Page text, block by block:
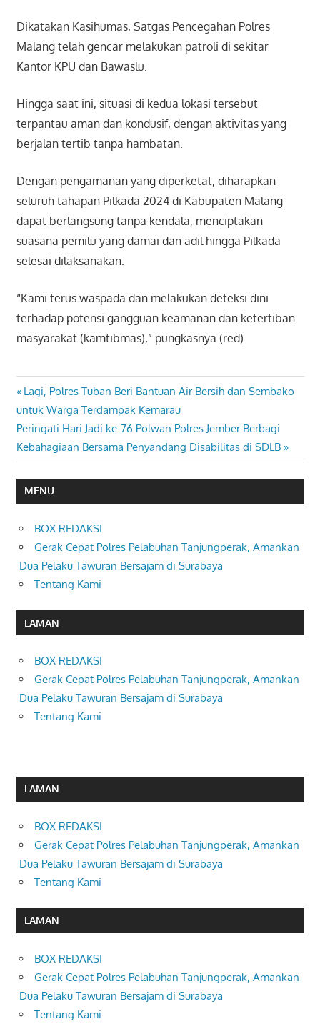
Dikatakan Kasihumas, Satgas Pencegahan Polres
Malang telah gencar melakukan patroli di sekitar
Kantor KPU dan Bawaslu.
Hingga saat ini, situasi di kedua lokasi tersebut
terpantau aman dan kondusif, dengan aktivitas yang
berjalan tertib tanpa hambatan.
Dengan pengamanan yang diperketat, diharapkan
seluruh tahapan Pilkada 2024 di Kabupaten Malang
dapat berlangsung tanpa kendala, menciptakan
suasana pemilu yang damai dan adil hingga Pilkada
selesai dilaksanakan.
“Kami terus waspada dan melakukan deteksi dini
terhadap potensi gangguan keamanan dan ketertiban
masyarakat (kamtibmas),” pungkasnya (red)
Navigasi
pos
Previous
Post:
Lagi, Polres Tuban Beri Bantuan Air Bersih dan Sembako
untuk Warga Terdampak Kemarau
Next
Post:
Peringati Hari Jadi ke-76 Polwan Polres Jember Berbagi
Kebahagiaan Bersama Penyandang Disabilitas di SDLB
MENU
BOX REDAKSI
Gerak Cepat Polres Pelabuhan Tanjungperak, Amankan
Dua Pelaku Tawuran Bersajam di Surabaya
Tentang Kami
LAMAN
BOX REDAKSI
Gerak Cepat Polres Pelabuhan Tanjungperak, Amankan
Dua Pelaku Tawuran Bersajam di Surabaya
Tentang Kami
LAMAN
BOX REDAKSI
Gerak Cepat Polres Pelabuhan Tanjungperak, Amankan
Dua Pelaku Tawuran Bersajam di Surabaya
Tentang Kami
LAMAN
BOX REDAKSI
Gerak Cepat Polres Pelabuhan Tanjungperak, Amankan
Dua Pelaku Tawuran Bersajam di Surabaya
Tentang Kami